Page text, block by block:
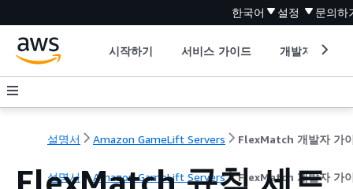
한국어 설정 문의하
시작하기 서비스 가이드 개발자 도구
설명서 Amazon GameLift Servers FlexMatch 개발자 가
설명서 Amazon GameLift Servers FlexMatch 개발자 가
FlexMatch 규칙 세트